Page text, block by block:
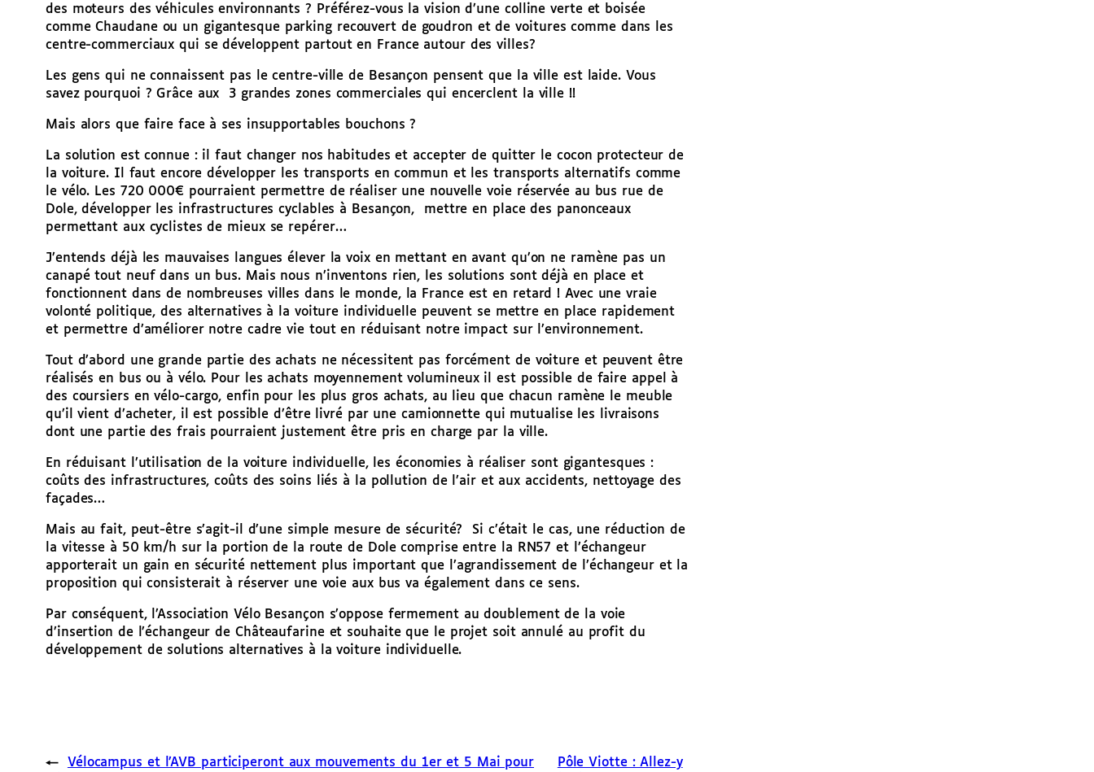
des moteurs des véhicules environnants ? Préférez-vous la vision d’une colline verte et boisée
comme Chaudane ou un gigantesque parking recouvert de goudron et de voitures comme dans les
centre-commerciaux qui se développent partout en France autour des villes?
Les gens qui ne connaissent pas le centre-ville de Besançon pensent que la ville est laide. Vous
savez pourquoi ? Grâce aux 3 grandes zones commerciales qui encerclent la ville !!
Mais alors que faire face à ses insupportables bouchons ?
La solution est connue : il faut changer nos habitudes et accepter de quitter le cocon protecteur de
la voiture. Il faut encore développer les transports en commun et les transports alternatifs comme
le vélo. Les 720 000€ pourraient permettre de réaliser une nouvelle voie réservée au bus rue de
Dole, développer les infrastructures cyclables à Besançon, mettre en place des panonceaux
permettant aux cyclistes de mieux se repérer…
J’entends déjà les mauvaises langues élever la voix en mettant en avant qu’on ne ramène pas un
canapé tout neuf dans un bus. Mais nous n’inventons rien, les solutions sont déjà en place et
fonctionnent dans de nombreuses villes dans le monde, la France est en retard ! Avec une vraie
volonté politique, des alternatives à la voiture individuelle peuvent se mettre en place rapidement
et permettre d’améliorer notre cadre vie tout en réduisant notre impact sur l’environnement.
Tout d’abord une grande partie des achats ne nécessitent pas forcément de voiture et peuvent être
réalisés en bus ou à vélo. Pour les achats moyennement volumineux il est possible de faire appel à
des coursiers en vélo-cargo, enfin pour les plus gros achats, au lieu que chacun ramène le meuble
qu’il vient d’acheter, il est possible d’être livré par une camionnette qui mutualise les livraisons
dont une partie des frais pourraient justement être pris en charge par la ville.
En réduisant l’utilisation de la voiture individuelle, les économies à réaliser sont gigantesques :
coûts des infrastructures, coûts des soins liés à la pollution de l’air et aux accidents, nettoyage des
façades…
Mais au fait, peut-être s’agit-il d’une simple mesure de sécurité? Si c’était le cas, une réduction de
la vitesse à 50 km/h sur la portion de la route de Dole comprise entre la RN57 et l’échangeur
apporterait un gain en sécurité nettement plus important que l’agrandissement de l’échangeur et la
proposition qui consisterait à réserver une voie aux bus va également dans ce sens.
Par conséquent, l’Association Vélo Besançon s’oppose fermement au doublement de la voie
d’insertion de l’échangeur de Châteaufarine et souhaite que le projet soit annulé au profit du
développement de solutions alternatives à la voiture individuelle.
←
Vélocampus et l’AVB participeront aux mouvements du 1er et 5 Mai pour
Pôle Viotte : Allez-y